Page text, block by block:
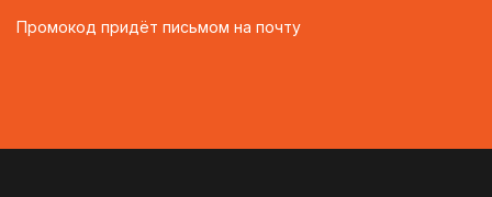
Промокод придёт письмом на почту